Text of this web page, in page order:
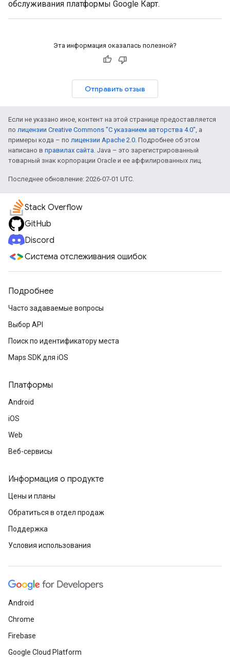
обслуживания платформы Google Карт.
Эта информация оказалась полезной?
Отправить отзыв
Если не указано иное, контент на этой странице предоставляется
по лицензии Creative Commons "С указанием авторства 4.0", а
примеры кода – по лицензии Apache 2.0. Подробнее об этом
написано в правилах сайта. Java – это зарегистрированный
товарный знак корпорации Oracle и ее аффилированных лиц.
Последнее обновление: 2026-07-01 UTC.
Stack Overflow
GitHub
Discord
Система отслеживания ошибок
Подробнее
Часто задаваемые вопросы
Выбор API
Поиск по идентификатору места
Maps SDK для iOS
Платформы
Android
iOS
Web
Веб-сервисы
Информация о продукте
Цены и планы
Обратиться в отдел продаж
Поддержка
Условия использования
Android
Chrome
Firebase
Google Cloud Platform